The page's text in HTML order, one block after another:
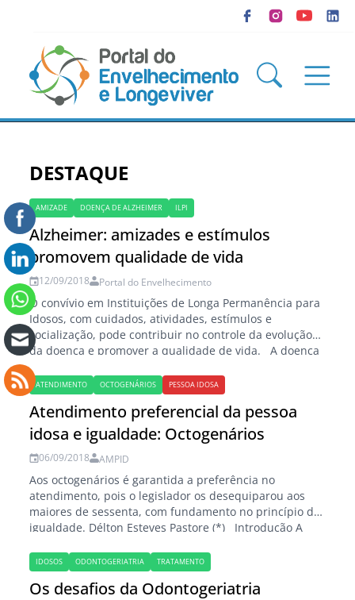
DESTAQUE
AMIZADE DOENÇA DE ALZHEIMER ILPI
Alzheimer: amizades e estímulos
promovem qualidade de vida
12/09/2018 Portal do Envelhecimento
O convívio em Instituições de Longa Permanência para
Idosos, com cuidados, atividades, estímulos e
socialização, pode contribuir no controle da evolução
da doença e promover a qualidade de vida. A doença
de Alzheimer não acomete apenas o idoso, mas
envolve também seus familiares e cuidadores. Com a
mudança de comportamento decorrente desse
problema neurológico…
ATENDIMENTO OCTOGENÁRIOS PESSOA IDOSA
Atendimento preferencial da pessoa
idosa e igualdade: Octogenários
06/09/2018 AMPID
Aos octogenários é garantida a preferência no
atendimento, pois o legislador os desequiparou aos
maiores de sessenta, com fundamento no princípio da
igualdade. Délton Esteves Pastore (*) Introdução A
experimentando uma série de vantagens ao alcançar a
terceira idade, que no Brasil se inicia aos 60 anos, por
força do…
IDOSOS ODONTOGERIATRIA TRATAMENTO
Os desafios da Odontogeriatria